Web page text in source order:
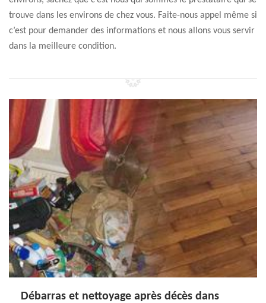
trouve dans les environs de chez vous. Faite-nous appel même si
c’est pour demander des informations et nous allons vous servir
dans la meilleure condition.
Débarras et nettoyage après décès dans